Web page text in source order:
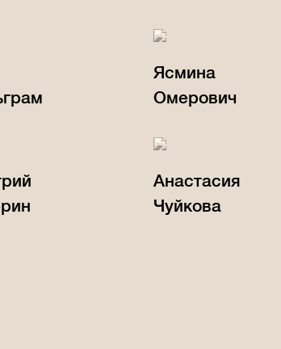
Ясмина
Омерович
Анастасия
Чуйкова